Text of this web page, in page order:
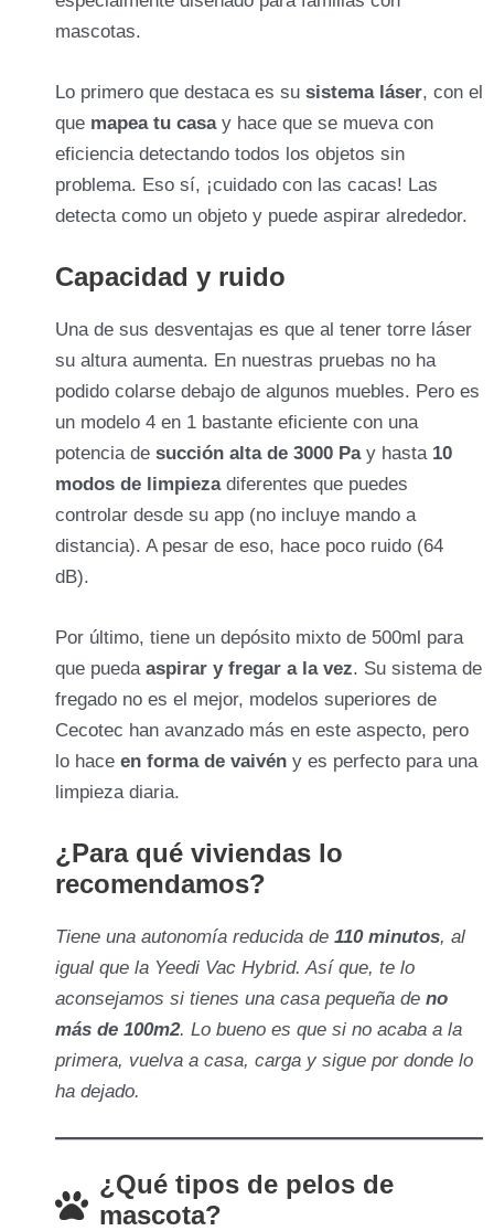
Accesorios:
mascotas.
Lo primero que destaca es su sistema láser, con el
que mapea tu casay hace que se mueva con
eficiencia detectando todos los objetos sin
problema. Eso sí, ¡cuidado con las cacas! Las
detecta como un objeto y puede aspirar alrededor.
Capacidad y ruido
Una de sus desventajas es que al tener torre láser
su altura aumenta. En nuestras pruebas no ha
podido colarse debajo de algunos muebles. Pero es
un modelo 4 en 1 bastante eficiente con una
potencia de succión alta de 3000 Pa y hasta 10
modos de limpiezadiferentes que puedes
controlar desde su app (no incluye mando a
distancia). A pesar de eso, hace poco ruido (64
dB).
Por último, tiene un depósito mixto de 500ml para
que pueda aspirar y fregar a la vez. Su sistema de
fregado no es el mejor, modelos superiores de
Cecotec han avanzado más en este aspecto, pero
lo hace en forma de vaivén y es perfecto para una
limpieza diaria.
¿Para qué viviendas lo
recomendamos?
Tiene una autonomía reducida de 110 minutos, al
igual que la Yeedi Vac Hybrid. Así que, te lo
aconsejamos si tienes una casa pequeña de no
más de 100m2. Lo bueno es que si no acaba a la
primera, vuelva a casa, carga y sigue por donde lo
ha dejado.
¿Qué tipos de pelos de
mascota?